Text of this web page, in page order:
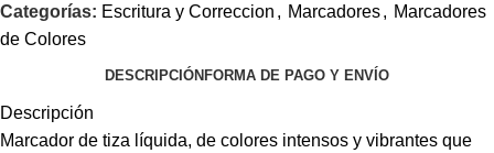
Categorías: Escritura y Correccion , Marcadores, Marcadores
de Colores
DESCRIPCIÓN FORMA DE PAGO Y ENVÍO
Descripción
Marcador de tiza líquida, de colores intensos y vibrantes que